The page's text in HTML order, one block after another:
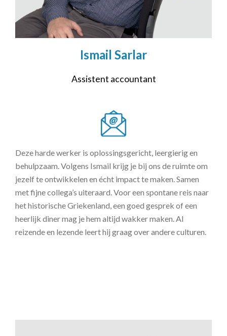
Ismail Sarlar
Assistent accountant
Deze harde werker is oplossingsgericht, leergierig en
behulpzaam. Volgens Ismail krijg je bij ons de ruimte om
jezelf te ontwikkelen en écht impact te maken. Samen
met fijne collega’s uiteraard. Voor een spontane reis naar
het historische Griekenland, een goed gesprek of een
heerlijk diner mag je hem altijd wakker maken. Al
reizende en lezende leert hij graag over andere culturen.